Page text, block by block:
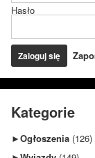
Hasło
Kategorie
►Ogłoszenia (126)